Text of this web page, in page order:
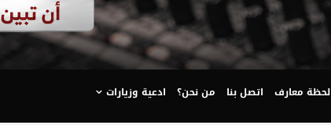
لحظة معارف اتصل بنا من نحن؟ ادعية وزيارات